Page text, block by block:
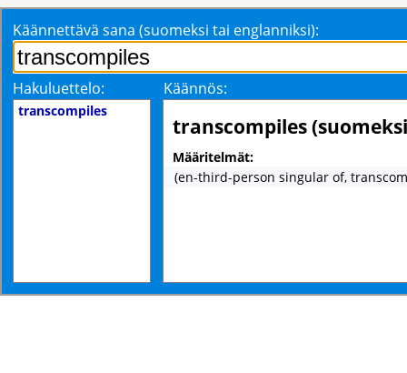
Käännettävä sana (suomeksi tai englanniksi):
Hakuluettelo: Käännös:
transcompiles
transcompiles
Määritelmät:
(en-third-person singular of,